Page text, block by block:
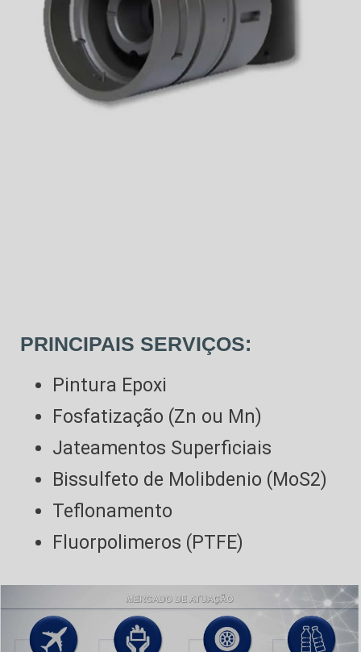
PRINCIPAIS SERVIÇOS:
Pintura Epoxi
Fosfatização (Zn ou Mn)
Jateamentos Superficiais
Bissulfeto de Molibdenio (MoS2)
Teflonamento
Fluorpolimeros (PTFE)